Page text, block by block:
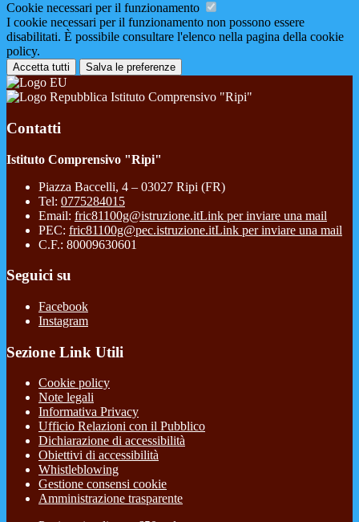
Cookie necessari per il funzionamento
I cookie necessari per il funzionamento non possono essere
disabilitati. È possibile consultare l'elenco nella pagina della cookie
policy.
Accetta tutti Salva le preferenze
Istituto Comprensivo "Ripi"
Contatti
Istituto Comprensivo "Ripi"
Piazza Baccelli, 4 – 03027 Ripi (FR)
Tel: 0775284015
Email: fric81100g@istruzione.itLink per inviare una mail
PEC: fric81100g@pec.istruzione.itLink per inviare una mail
C.F.: 80009630601
Seguici su
Facebook
Instagram
Sezione Link Utili
Cookie policy
Note legali
Informativa Privacy
Ufficio Relazioni con il Pubblico
Dichiarazione di accessibilità
Obiettivi di accessibilità
Whistleblowing
Gestione consensi cookie
Amministrazione trasparente